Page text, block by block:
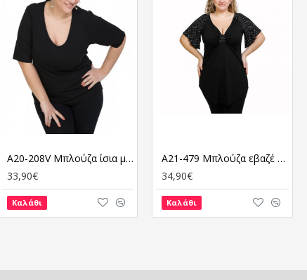
A20-208V Μπλούζα ίσια μονόχρωμη - Μαύρο
33,90€
Καλάθι
A21-479 Μπλούζα εβαζέ κομποζέ - Εμπριμέ
34,90€
Καλάθι